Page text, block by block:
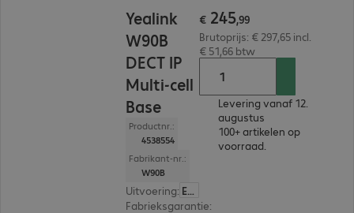
Yealink
W90B
DECT IP
Multi-cell
Base
Productnr.:
4538554
Fabrikant-nr.:
W90B
Uitvoering: Europa
Fabrieksgarantie:
€ 245,99
Brutoprijs: € 297,65 incl.
€ 51,66 btw
Levering vanaf 12.
augustus
100+ artikelen op
voorraad.